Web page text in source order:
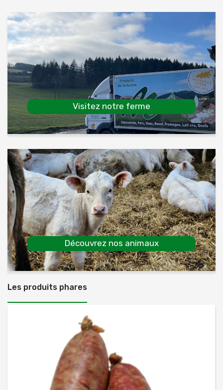
Visitez notre ferme
Découvrez nos animaux
Les produits phares